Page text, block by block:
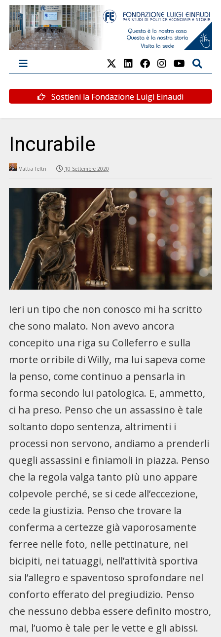
Sostieni la Fondazione Luigi Einaudi
Incurabile
Mattia Feltri 10 Settembre 2020
Ieri un tipo che non conosco mi ha scritto
che sono malato. Non avevo ancora
concepito una riga su Colleferro e sulla
morte orribile di Willy, ma lui sapeva come
la penso, come continuo a pensarla in
forma secondo lui patologica. E, ammetto,
ci ha preso. Penso che un assassino è tale
soltanto dopo sentenza, altrimenti i
processi non servono, andiamo a prenderli
quegli assassini e finiamoli in piazza. Penso
che la regola valga tanto più uno appare
colpevole perché, se si cede all’eccezione,
cede la giustizia. Penso che trovare la
conferma a certezze già vaporosamente
ferree nelle foto, nelle pettinature, nei
bicipiti, nei tatuaggi, nell’attività sportiva
sia l’allegro e spaventoso sprofondare nel
conforto efferato del pregiudizio. Penso
che nessuno debba essere definito mostro,
mai, l’uomo è tale per le vette e gli abissi.